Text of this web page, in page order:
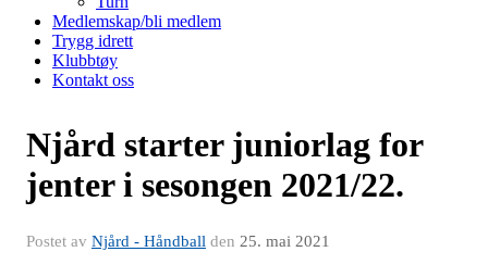
Medlemskap/bli medlem
Trygg idrett
Klubbtøy
Kontakt oss
Njård starter juniorlag for
jenter i sesongen 2021/22.
Postet av Njård - Håndball den 25. mai 2021